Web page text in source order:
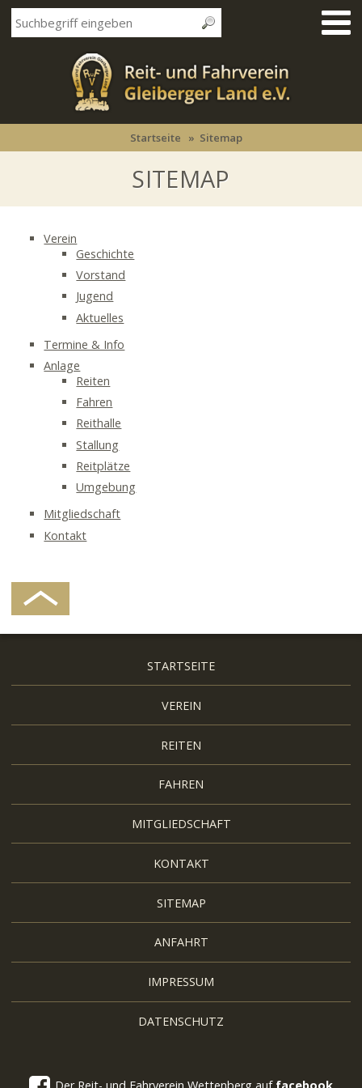
Startseite Sitemap
SITEMAP
Verein
Geschichte
Vorstand
Jugend
Aktuelles
Termine & Info
Anlage
Reiten
Fahren
Reithalle
Stallung
Reitplätze
Umgebung
Mitgliedschaft
Kontakt
STARTSEITE
VEREIN
REITEN
FAHREN
MITGLIEDSCHAFT
KONTAKT
SITEMAP
ANFAHRT
IMPRESSUM
DATENSCHUTZ
Der Reit- und Fahrverein Wettenberg auf facebook